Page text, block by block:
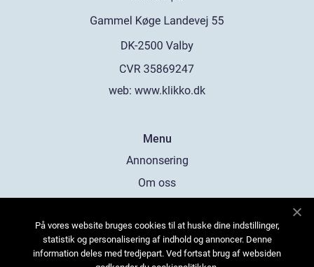
web: www.klikko.dk
Menu
Annonsering
Om oss
Kontakta oss
Sitemap
På vores website bruges cookies til at huske dine indstillinger,
statistik og personalisering af indhold og annoncer. Denne
information deles med tredjepart. Ved fortsat brug af websiden